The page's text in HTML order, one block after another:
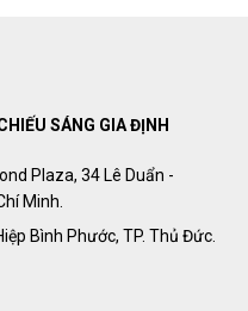
SÁNG GIA ĐỊNH
Plaza, 34 Lê Duẩn -
Minh.
Bình Phước, TP. Thủ Đức.